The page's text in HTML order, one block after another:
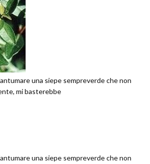
una siepe sempreverde che non
mi basterebbe
una siepe sempreverde che non